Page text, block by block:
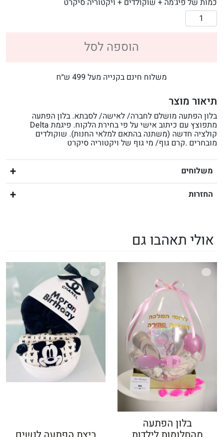
כמות של פיג'מה + שוקולדים + ויקטוריה סיקרט
הוספה לסל
משלוח חינם בקנייה מעל 499 ש״ח
תיאור מוצר
בלון הפתעה מושלם לחברה/ לאישה/ לסבתא. בלון הפתעה
מתפוצץ עם כיתוב אישי על פי בחירת הלקוח. פיגמת Delta
קולציה חדשה (משתנה בהתאם למלאי החנות). שוקולדים
מובחרים .קרם גוף/ מי גוף של ויקטוריה סיקרט
משלוחים
החזרות
אולי תאהבו גם
בלון הפתעה